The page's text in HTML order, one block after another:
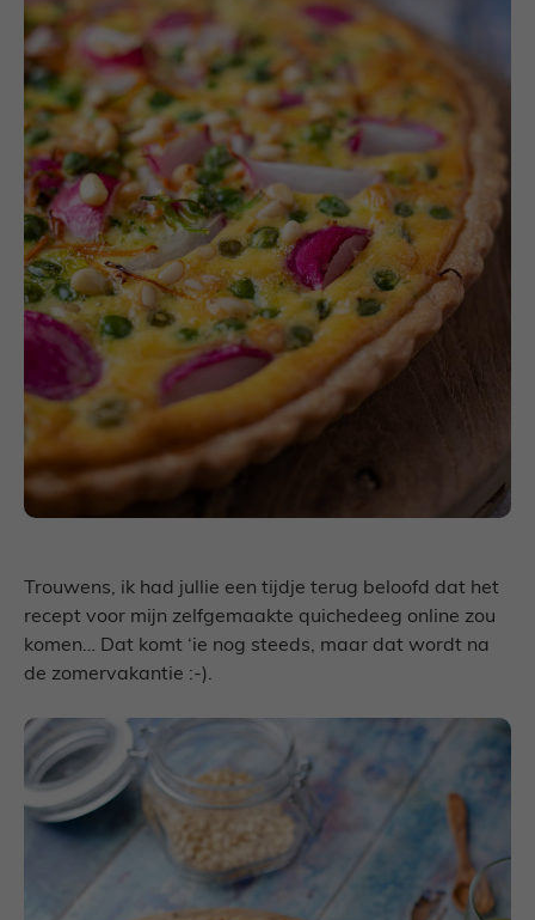
Trouwens, ik had jullie een tijdje terug beloofd dat het
recept voor mijn zelfgemaakte quichedeeg online zou
komen… Dat komt ‘ie nog steeds, maar dat wordt na
de zomervakantie :-).